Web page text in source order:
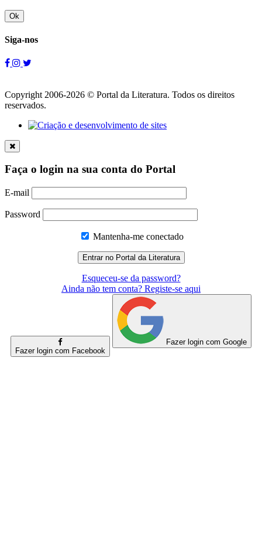
Ok
Siga-nos
Copyright 2006-2026 © Portal da Literatura. Todos os direitos
reservados.
Faça o login na sua conta do Portal
E-mail
Password
Mantenha-me conectado
Esqueceu-se da password?
Ainda não tem conta? Registe-se aqui
Fazer login com Facebook
Fazer login com Google